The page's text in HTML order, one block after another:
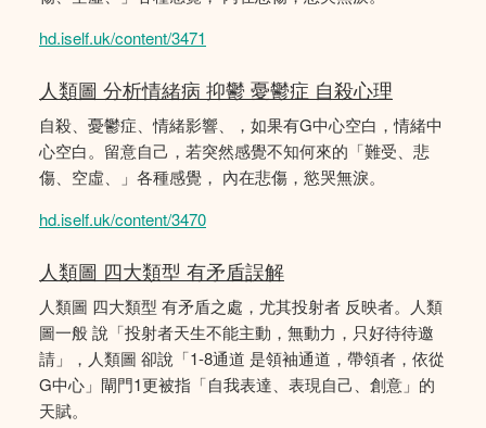
hd.iself.uk/content/3471
人類圖 分析情緒病 抑鬱 憂鬱症 自殺心理
自殺、憂鬱症、情緒影響、，如果有G中心空白，情緒中
心空白。留意自己，若突然感覺不知何來的「難受、悲
傷、空虛、」各種感覺， 內在悲傷，慾哭無淚。
hd.iself.uk/content/3470
人類圖 四大類型 有矛盾誤解
人類圖 四大類型 有矛盾之處，尤其投射者 反映者。人類
圖一般 說「投射者天生不能主動，無動力，只好待待邀
請」，人類圖 卻說「1-8通道 是領袖通道，帶領者，依從
G中心」閘門1更被指「自我表達、表現自己、創意」的
天賦。